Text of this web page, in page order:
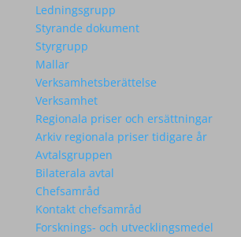
Ledningsgrupp
Styrande dokument
Styrgrupp
Mallar
Verksamhetsberättelse
Verksamhet
Regionala priser och ersättningar
Arkiv regionala priser tidigare år
Avtalsgruppen
Bilaterala avtal
Chefsamråd
Kontakt chefsamråd
Forsknings- och utvecklingsmedel